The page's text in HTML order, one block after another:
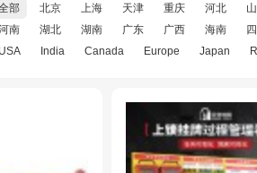
部 北京 上海 天津 重庆 河北
南
湖北 湖南 广东 广西 海南
USA
India Canada Europe Japan